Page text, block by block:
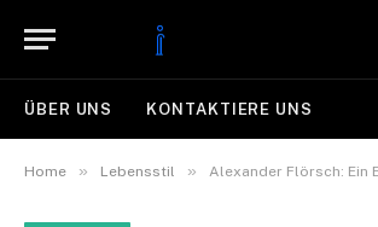
ÜBER UNS KONTAKTIERE UNS
Home » Lebensstil » Alexander Flörsch: Ein Einblick in